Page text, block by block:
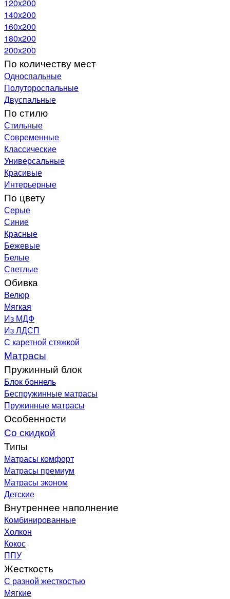
120x200
140х200
160х200
180х200
200х200
По количеству мест
Односпальные
Полутороспальные
Двуспальные
По стилю
Стильные
Современные
Классические
Универсальные
Красивые
Интерьерные
По цвету
Серые
Синие
Красные
Бежевые
Белые
Светлые
Обивка
Велюр
Мягкая
Из МДФ
Из ЛДСП
С каретной стяжкой
Матрасы
Пружинный блок
Блок боннель
Беспружинные матрасы
Пружинные матрасы
Особенности
Со скидкой
Типы
Матрасы комфорт
Матрасы премиум
Матрасы эконом
Детские
Внутреннее наполнение
Комбинированные
Холкон
Кокос
ППУ
Жесткость
С разной жесткостью
Мягкие